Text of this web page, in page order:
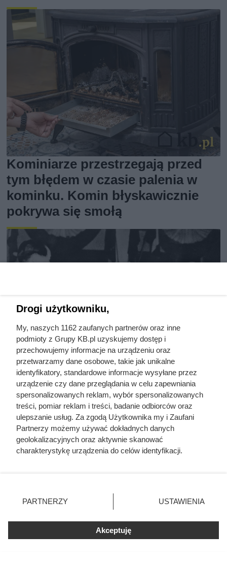
Kominiarze przestrzegają przed
tym błędem w czasie palenia w
kominku. Komin błyskawicznie
pokrywa się smołą
Doprowadził do śmierci większej
liczby ludzi niż Hitler i Stalin
razem wzięci. Mimo to czczą go
jako bohatera
Drogi użytkowniku,
My, naszych 1162 zaufanych partnerów oraz inne
podmioty z Grupy KB.pl uzyskujemy dostęp i
przechowujemy informacje na urządzeniu oraz
przetwarzamy dane osobowe, takie jak unikalne
identyfikatory, standardowe informacje wysyłane przez
urządzenie czy dane przeglądania w celu zapewniania
spersonalizowanych reklam, wybór spersonalizowanych
treści, pomiar reklam i treści, badanie odbiorców oraz
ulepszanie usług. Za zgodą Użytkownika my i Zaufani
Partnerzy możemy używać dokładnych danych
geolokalizacyjnych oraz aktywnie skanować
charakterystykę urządzenia do celów identyfikacji.
zmienić/wycofać klikając przycisk ustawień prywatności
znajdujący się w lewym dolnym rogu strony. Niektóre
użytkownika, ale masz prawo sprzeciwić się takiemu
przetwarzaniu. Preferencje będą miały zastosowania tylko
PARTNERZY USTAWIENIA
Akceptuję